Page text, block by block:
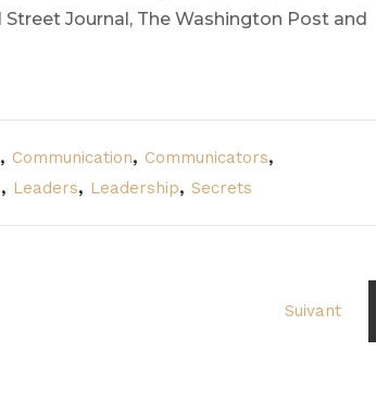
Street Journal, The Washington Post and
, Communication, Communicators,
, Leaders, Leadership, Secrets
Suivant